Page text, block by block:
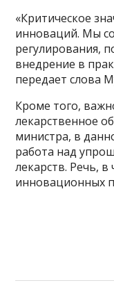
«Критическое
инноваций. Мы
регулирования,
внедрение в
передает слова
Кроме того,
лекарственное
министра, в
работа над
лекарств. Речь,
инновационных